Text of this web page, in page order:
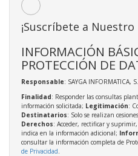
¡Suscríbete a
INFORMACIÓN
PROTECCIÓN DE
Responsable: SAYGA INFORMATICA,
Finalidad: Responder las consultas
información solicitada; Legitimación:
Destinatarios: Solo se realizan
Derechos: Acceder, rectificar y suprimir,
indica en la información adicional;
consultar la información completa de
de Privacidad